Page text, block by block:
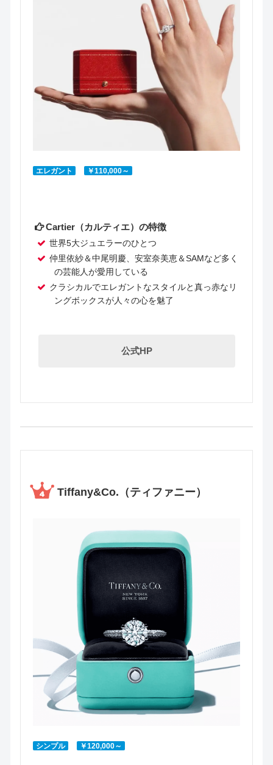
エレガント ￥110,000～
Cartier（カルティエ）の特徴
世界5大ジュエラーのひとつ
仲里依紗＆中尾明慶、安室奈美恵＆SAMなど多く
の芸能人が愛用している
クラシカルでエレガントなスタイルと真っ赤なリ
ングボックスが人々の心を魅了
公式HP
Tiffany&Co.（ティファニー）
シンプル ￥120,000～